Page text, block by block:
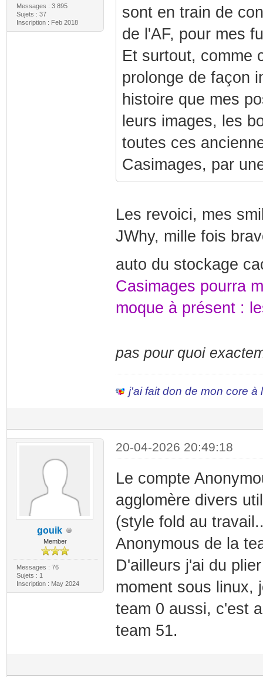
Messages : 3 895
Sujets : 37
Inscription : Feb 2018
sont en train de
de l'AF, pour mes
Et surtout, comme
prolonge de façon
histoire que mes
leurs images, les
toutes ces
Casimages, par
Les revoici, mes
JWhy, mille fois
auto du stockage
Casimages pourra
moque à présent :
pas pour quoi
j'ai fait don de mon core à
gouik
Member
Messages : 76
Sujets : 1
Inscription : May 2024
20-04-2026 20:49:18
Le compte
agglomère divers
(style fold au
Anonymous de la
D'ailleurs j'ai du
moment sous linux,
team 0 aussi, c'est
team 51.